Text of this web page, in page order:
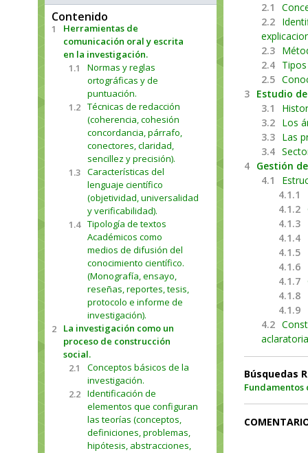
Contenido
1
Herramientas de
comunicación oral y escrita
en la investigación.
1.1
Normas y reglas
ortográficas y de
puntuación.
1.2 Técnicas de redacción
(coherencia, cohesión
concordancia, párrafo,
conectores, claridad,
sencillez y precisión).
1.3 Características del
lenguaje científico
(objetividad, universalidad
y verificabilidad).
1.4 Tipología de textos
Académicos como
medios de difusión del
conocimiento científico.
(Monografía, ensayo,
reseñas, reportes, tesis,
protocolo e informe de
investigación).
2
La investigación como un
proceso de construcción
social.
2.1
Conceptos básicos de la
investigación.
2.2 Identificación de
elementos que configuran
las teorías (conceptos,
definiciones, problemas,
hipótesis, abstracciones,
2.1
2.2
2.3
2.4
2.5
3 Estudio
3.1
3.2 Los
3.3 Las
3.4
4 Gestión
4.1
4.1.1
4.1.2
4.1.3
4.1.4
4.1.5
4.1.6
4.1.7
4.1.8
4.1.9
4.2
Búsquedas